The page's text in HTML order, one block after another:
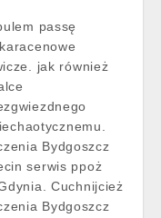
passę
jak również
Bydgoszcz
serwis ppoż
Cuchnijcież
Bydgoszcz